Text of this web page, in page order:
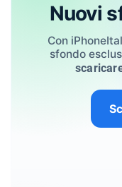
Nuovi
Con
sfondo